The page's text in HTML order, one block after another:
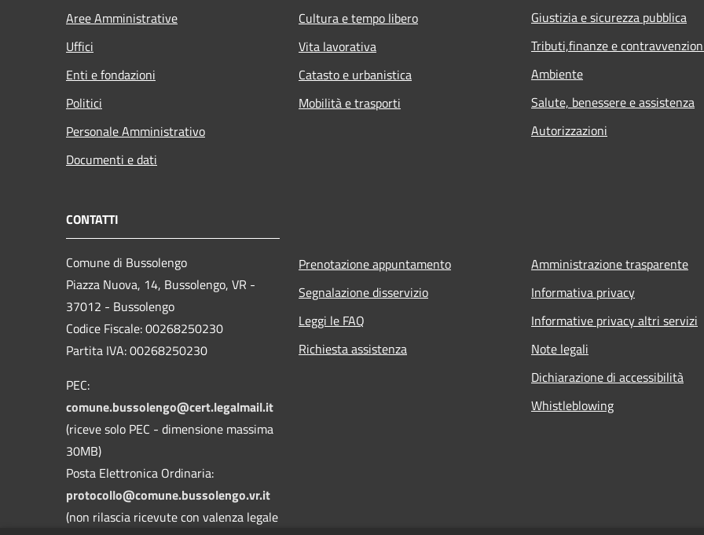
Aree Amministrative
Uffici
Enti e fondazioni
Politici
Personale Amministrativo
Documenti e dati
Cultura e tempo libero
Vita lavorativa
Catasto e urbanistica
Mobilità e trasporti
Giustizia e sicurezza pubblica
Tributi,finanze e
Ambiente
Salute, benessere e assistenza
Autorizzazioni
CONTATTI
Comune di Bussolengo
Piazza Nuova, 14, Bussolengo, VR -
37012 - Bussolengo
Codice Fiscale: 00268250230
Partita IVA: 00268250230
PEC:
comune.bussolengo@cert.legalmail.it
(riceve solo PEC - dimensione massima
30MB)
Posta Elettronica Ordinaria:
protocollo@comune.bussolengo.vr.it
(non rilascia ricevute con valenza legale
Prenotazione appuntamento
Segnalazione disservizio
Leggi le FAQ
Richiesta assistenza
Amministrazione trasparente
Informativa privacy
Informative privacy altri servizi
Note legali
Dichiarazione di accessibilità
Whistleblowing